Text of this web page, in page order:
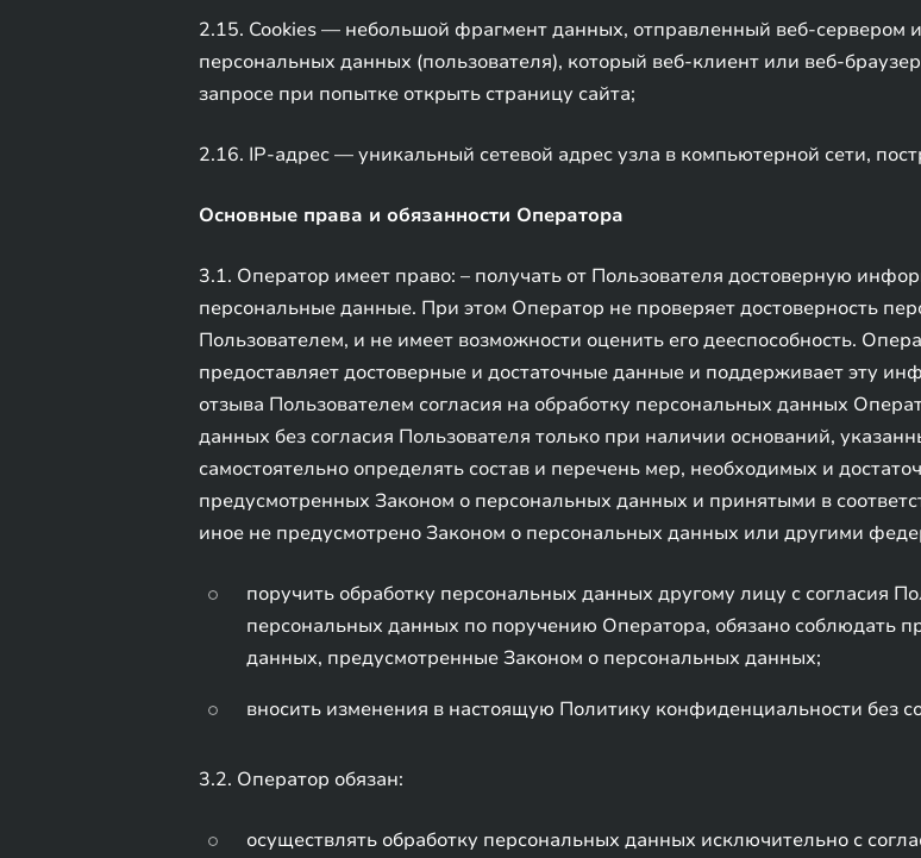
2.15. Cookies — небольшой фрагмент данных, отправленный веб-сервером
персональных данных (пользователя), который веб-клиент или веб-
запросе при попытке открыть страницу сайта;
2.16. IP-адрес — уникальный сетевой адрес узла в компьютерной сети,
Основные права и обязанности Оператора
3.1. Оператор имеет право: – получать от Пользователя достоверную
персональные данные. При этом Оператор не проверяет достоверность
Пользователем, и не имеет возможности оценить его дееспособность.
предоставляет достоверные и достаточные данные и поддерживает эту
отзыва Пользователем согласия на обработку персональных данных
данных без согласия Пользователя только при наличии оснований,
самостоятельно определять состав и перечень мер, необходимых и
предусмотренных Законом о персональных данных и принятыми в
иное не предусмотрено Законом о персональных данных или другими
поручить обработку персональных данных другому лицу с согласия
персональных данных по поручению Оператора, обязано соблюдать
данных, предусмотренные Законом о персональных данных;
вносить изменения в настоящую Политику конфиденциальности без
3.2. Оператор обязан:
осуществлять обработку персональных данных исключительно с